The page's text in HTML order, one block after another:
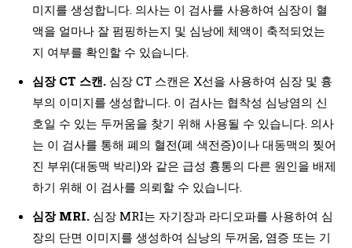
미지를 생성합니다. 의사는 이 검사를 사용하여 심장이 혈
액을 얼마나 잘 펌핑하는지 및 심낭에 체액이 축적되었는
지 여부를 확인할 수 있습니다.
심장 CT 스캔. 심장 CT 스캔은 X선을 사용하여 심장 및 흉
부의 이미지를 생성합니다. 이 검사는 협착성 심낭염의 신
호일 수 있는 두꺼움을 찾기 위해 사용될 수 있습니다. 의사
는 이 검사를 통해 폐의 혈전(폐 색전증)이나 대동맥의 찢어
진 부위(대동맥 박리)와 같은 급성 흉통의 다른 원인을 배제
하기 위해 이 검사를 의뢰할 수 있습니다.
심장 MRI. 심장 MRI는 자기장과 라디오파를 사용하여 심
장의 단면 이미지를 생성하여 심낭의 두꺼움, 염증 또는 기